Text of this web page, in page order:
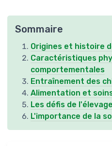
Sommaire
Origines et histoire
Caractéristiques
comportementales
Entraînement des
Alimentation et
Les défis de
L'importance de la